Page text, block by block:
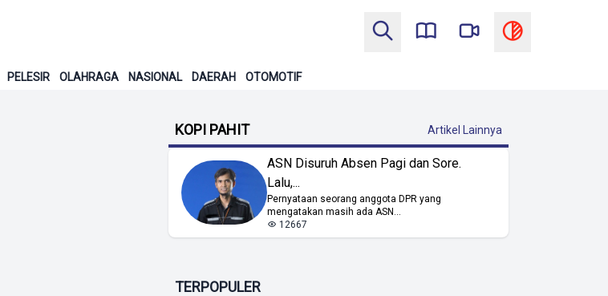
PELESIR OLAHRAGA NASIONAL DAERAH OTOMOTIF
KOPI PAHIT Artikel Lainnya
ASN Disuruh Absen Pagi dan Sore.
Lalu,...
Pernyataan seorang anggota DPR yang
mengatakan masih ada ASN...
12667
TERPOPULER